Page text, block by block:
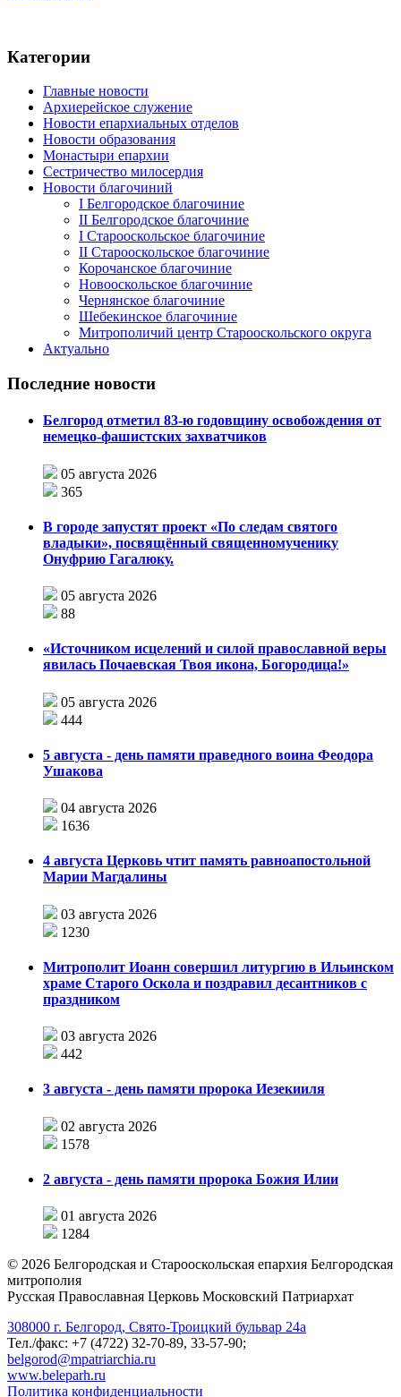
Категории
Главные новости
Архиерейское служение
Новости епархиальных отделов
Новости образования
Монастыри епархии
Сестричество милосердия
Новости благочиний
I Белгородское благочиние
II Белгородское благочиние
I Старооскольское благочиние
II Старооскольское благочиние
Корочанское благочиние
Новооскольское благочиние
Чернянское благочиние
Шебекинское благочиние
Митрополичий центр Старооскольского округа
Актуально
Последние новости
Белгород отметил 83-ю годовщину освобождения от
немецко-фашистских захватчиков
05 августа 2026
365
В городе запустят проект «По следам святого
владыки», посвящённый священномученику
Онуфрию Гагалюку.
05 августа 2026
88
«Источником исцелений и силой православной веры
явилась Почаевская Твоя икона, Богородица!»
05 августа 2026
444
5 августа - день памяти праведного воина Феодора
Ушакова
04 августа 2026
1636
4 августа Церковь чтит память равноапостольной
Марии Магдалины
03 августа 2026
1230
Митрополит Иоанн совершил литургию в Ильинском
храме Старого Оскола и поздравил десантников с
праздником
03 августа 2026
442
3 августа - день памяти пророка Иезекииля
02 августа 2026
1578
2 августа - день памяти пророка Божия Илии
01 августа 2026
1284
© 2026 Белгородская и Старооскольская епархия Белгородская
митрополия
Русская Православная Церковь Московский Патриархат
308000 г. Белгород, Свято-Троицкий бульвар 24а
Тел./факс: +7 (4722) 32-70-89, 33-57-90;
belgorod@mpatriarchia.ru
www.beleparh.ru
Политика конфиденциальности